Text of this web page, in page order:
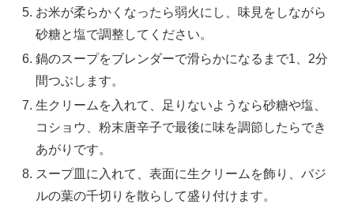
お米が柔らかくなったら弱火にし、味見をしながら
砂糖と塩で調整してください。
鍋のスープをブレンダーで滑らかになるまで1、2分
間つぶします。
生クリームを入れて、足りないようなら砂糖や塩、
コショウ、粉末唐辛子で最後に味を調節したらでき
あがりです。
スープ皿に入れて、表面に生クリームを飾り、バジ
ルの葉の千切りを散らして盛り付けます。